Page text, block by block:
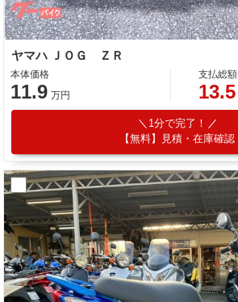
ヤマハ ＪＯＧ ＺＲ
本体価格
11.9 万円
支払総額
13.5
1分で完了！
【無料】見積・在庫確認